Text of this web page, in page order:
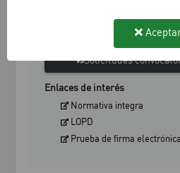
Recuperar
Solicitudes
Enlaces de interés
Normativa integra
LOPD
Prueba de firma electrónica